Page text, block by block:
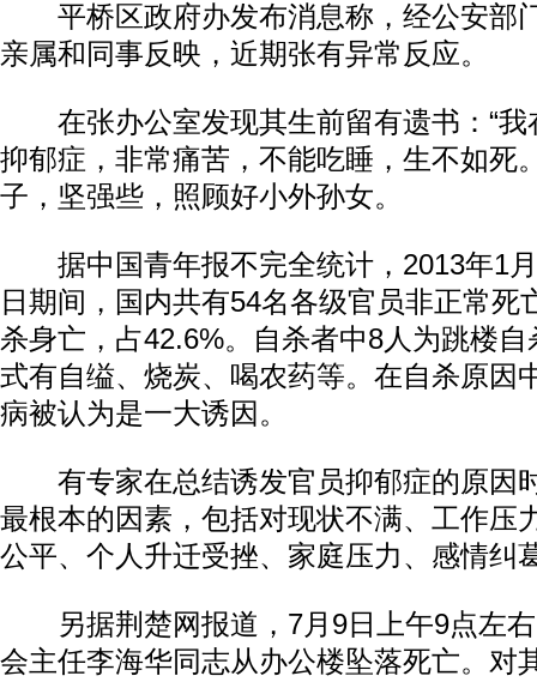
平桥区政府办发布消息称，经公安部
亲属和同事反映，近期张有异常反应。
在张办公室发现其生前留有遗书：“我
抑郁症，非常痛苦，不能吃睡，生不如死
子，坚强些，照顾好小外孙女。
据中国青年报不完全统计，2013年1月
日期间，国内共有54名各级官员非正常死
杀身亡，占42.6%。自杀者中8人为跳楼
式有自缢、烧炭、喝农药等。在自杀原因
病被认为是一大诱因。
有专家在总结诱发官员抑郁症的原因
最根本的因素，包括对现状不满、工作压
公平、个人升迁受挫、家庭压力、感情纠
另据荆楚网报道，7月9日上午9点左右
会主任李海华同志从办公楼坠落死亡。对